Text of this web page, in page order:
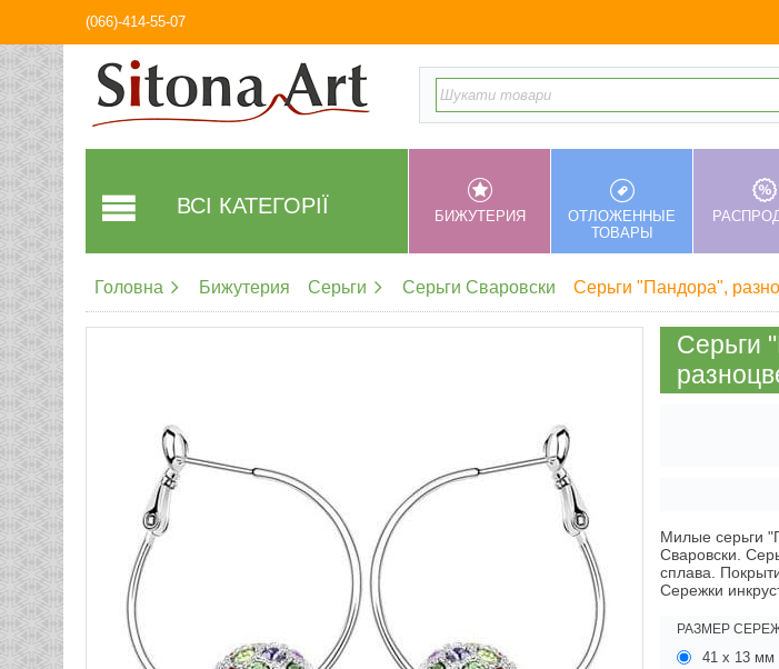
(066)-414-55-07
ВСІ КАТЕГОРІЇ БИЖУТЕРИЯ
ОТЛОЖЕННЫЕ
ТОВАРЫ
Головна Бижутерия Серьги Серьги Сваровски Серьги "Пандора",
Серьги
Милые серьги
Сваровски.
сплава.
Сережки
РАЗМЕР
41 х 13 мм